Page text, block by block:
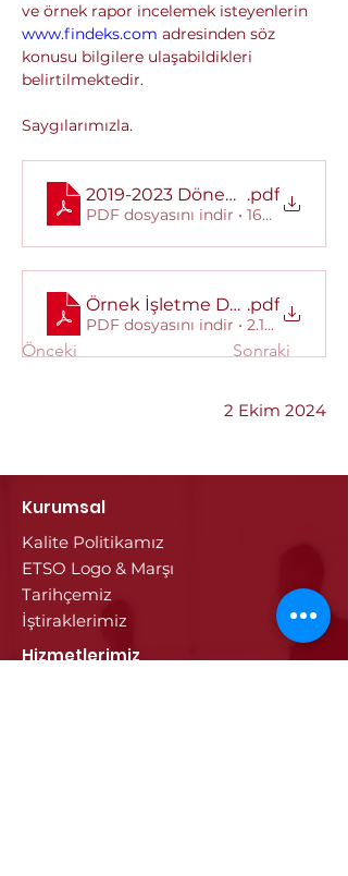
Önceki Sonraki
ve örnek rapor incelemek isteyenlerin
www.findeks.com adresinden söz
konusu bilgilere ulaşabildikleri
belirtilmektedir.
Saygılarımızla.
2019-2023 Dönemi Verilerini
.pdf
PDF dosyasını indir • 162KB
Örnek İşletme Değerlendirme
.pdf
PDF dosyasını indir • 2.18MB
2 Ekim 2024
Kurumsal
Kalite Politikamız
ETSO Logo & Marşı
Tarihçemiz
İştiraklerimiz
Hizmetlerimiz